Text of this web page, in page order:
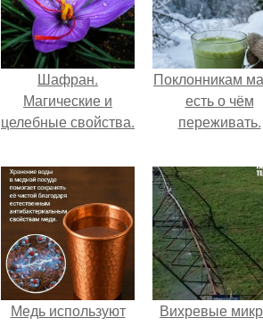
Шафран.
Магические и
целебные свойства.
Поклонникам
есть о чём
переживать.
Медь используют
Вихревые